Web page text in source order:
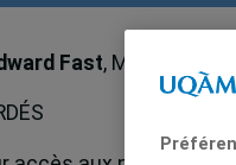
Fast, Ministre du